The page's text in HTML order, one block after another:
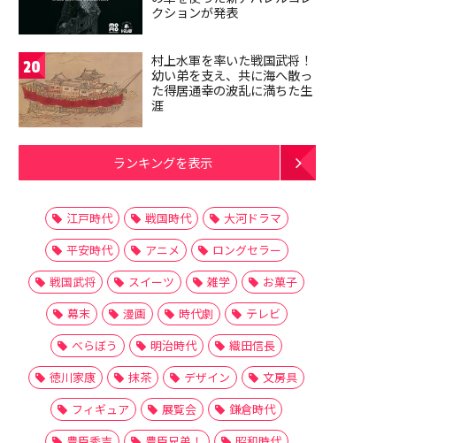
クションが発表
20
村上水軍を率いた戦国武将！
幼い弟を支え、共に海へ散っ
た得居通幸の波乱に満ちた生
涯
ランキングを表示
江戸時代 戦国時代
大河ドラマ
平安時代
アニメ
ロングセラー
戦国武将
スイーツ 雑学
お菓子
幕末
漫画 時代劇
テレビ
べらぼう
明治時代
織田信長
徳川家康
抹茶 デザイン
文房具
フィギュア
展覧会
鎌倉時代